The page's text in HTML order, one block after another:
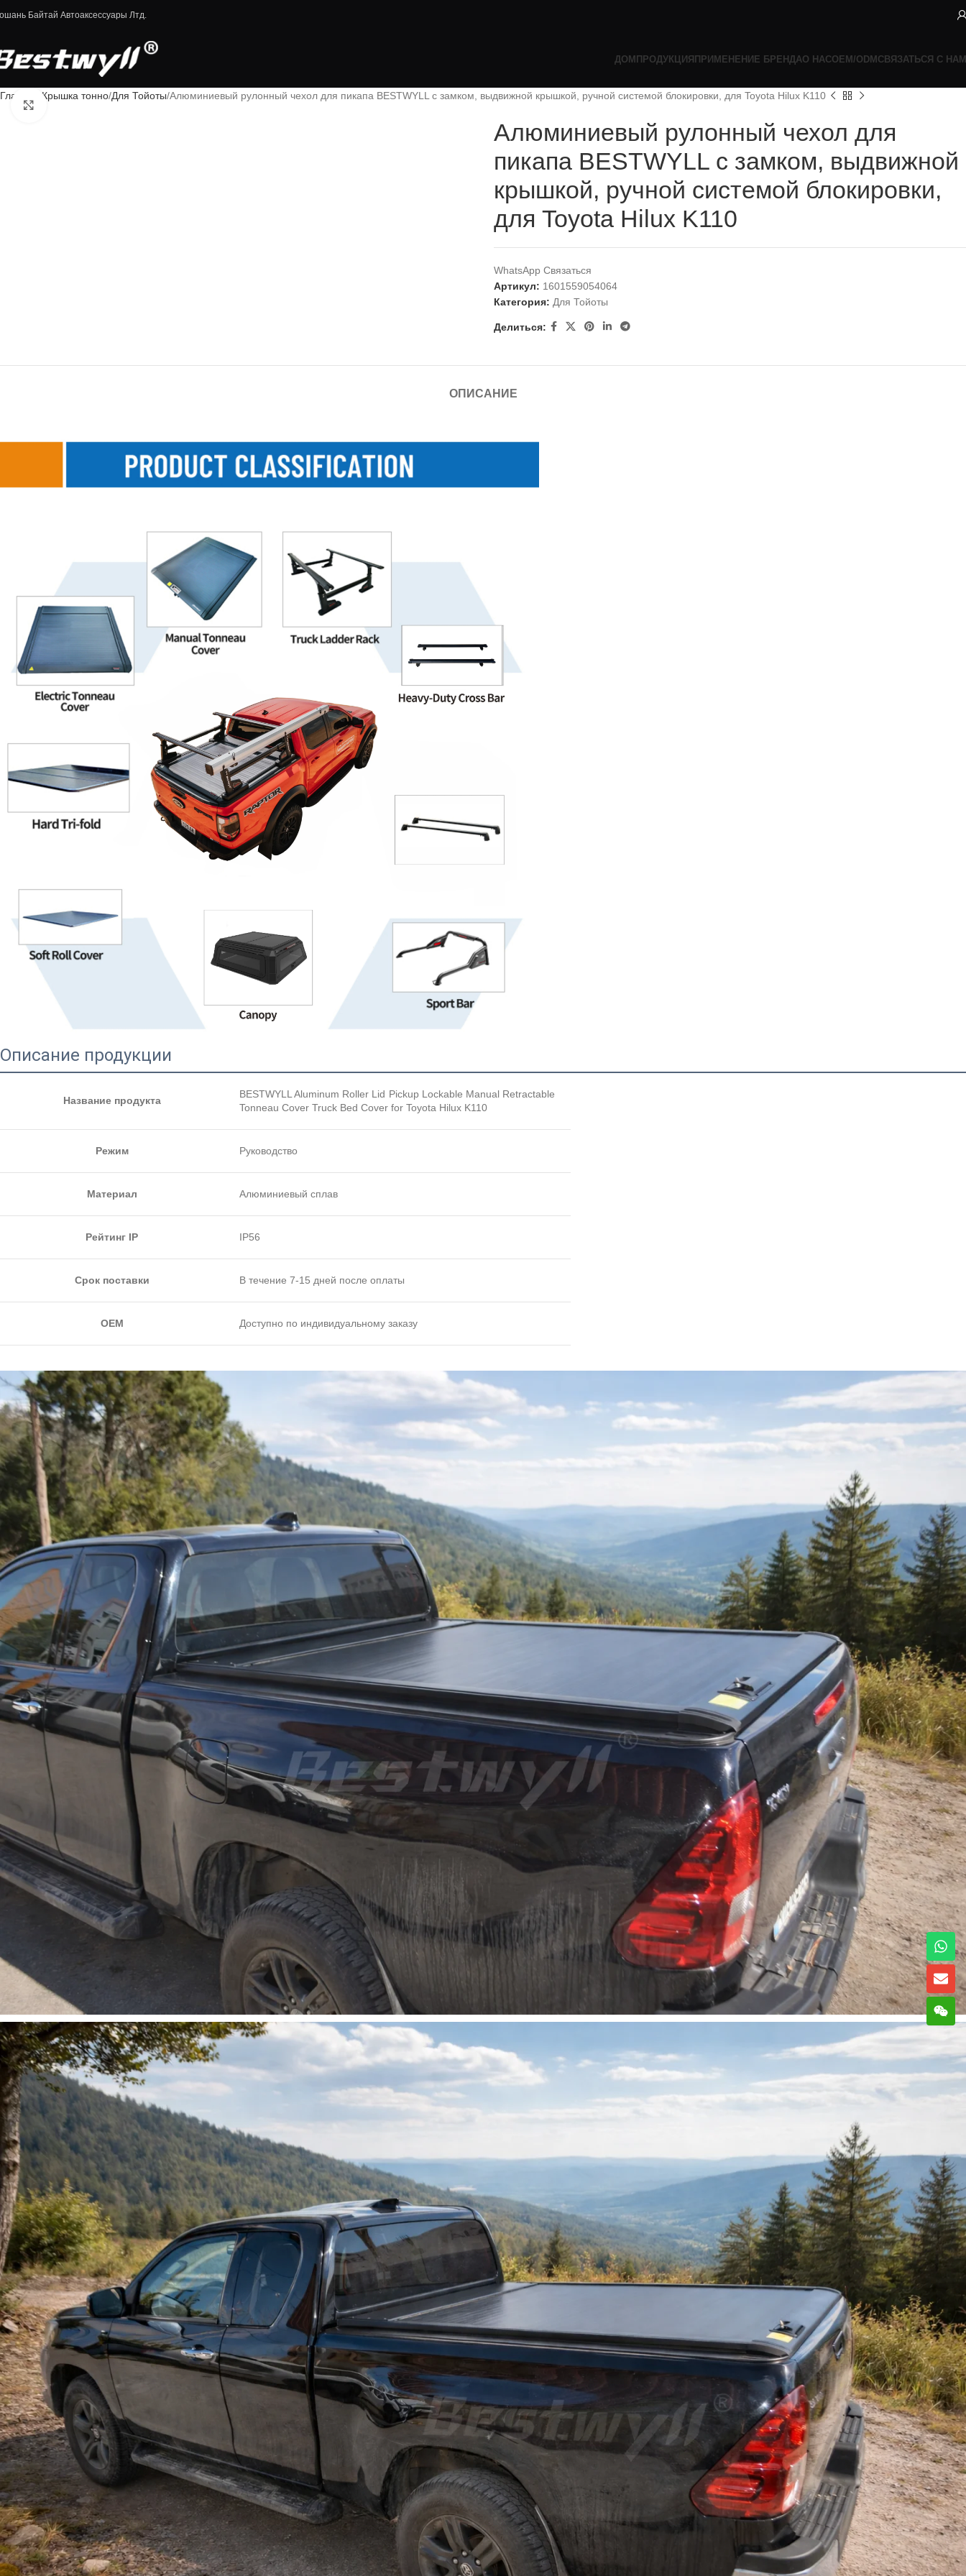
Байтай Автоаксессуары Лтд.
ДОМПРОДУКЦИЯПРИМЕНЕНИЕ БРЕНДАО НАСOEM/ODMСВЯЗАТЬСЯ С
Главная Крышка тонно Для Тойоты Алюминиевый рулонный чехол для пикапа BESTWYLL с замком, выдвижной крышкой, ручной системой блокировки, для Toyota Hilux K110
Нажмите, чтобы увеличить
Алюминиевый рулонный чехол для
пикапа BESTWYLL с замком, выдвижной
крышкой, ручной системой блокировки,
для Toyota Hilux K110
WhatsApp Связаться
Артикул: 1601559054064
Категория: Для Тойоты
Делиться:
ОПИСАНИЕ
Описание продукции
Название продукта
BESTWYLL Aluminum Roller Lid Pickup Lockable Manual Retractable
Tonneau Cover Truck Bed Cover for Toyota Hilux K110
Режим Руководство
Материал Алюминиевый сплав
Рейтинг IP IP56
Срок поставки В течение 7-15 дней после оплаты
OEM Доступно по индивидуальному заказу